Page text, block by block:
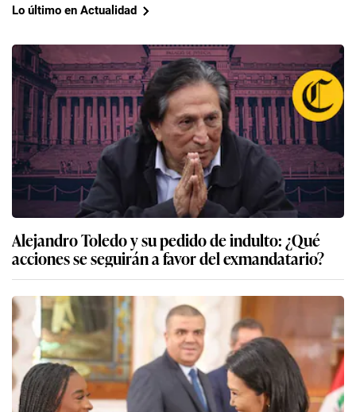
Lo último en Actualidad
Alejandro Toledo y su pedido de indulto: ¿Qué
acciones se seguirán a favor del exmandatario?